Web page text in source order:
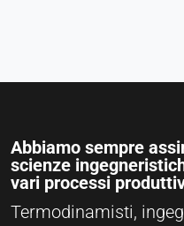
Abbiamo sempre
scienze
vari processi
Termodinamisti,